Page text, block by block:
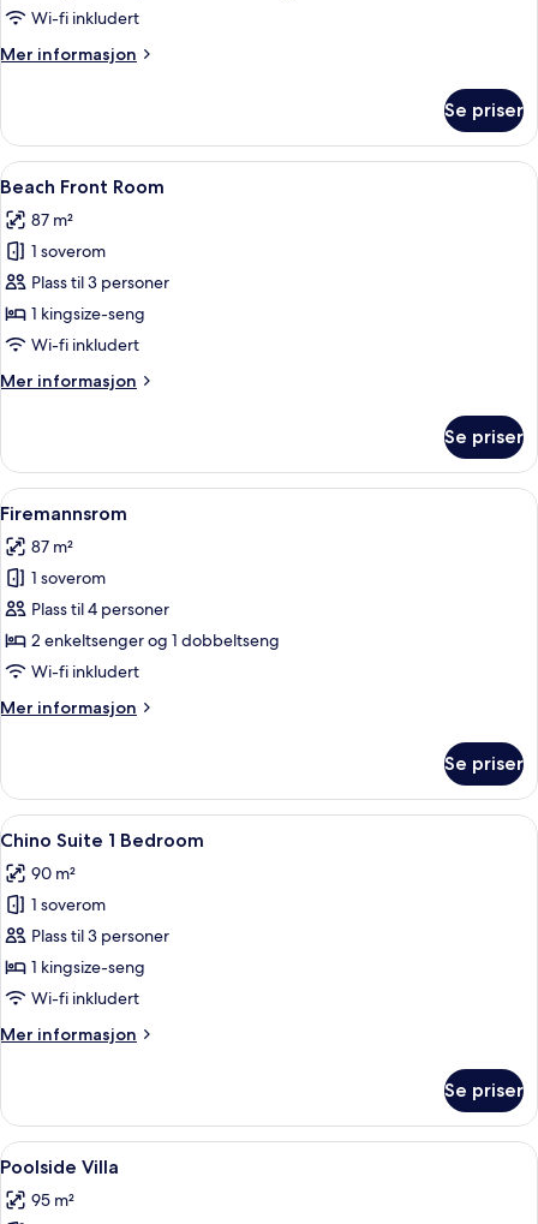
Wi-fi inkludert
Mer informasjon
Mer
Room
Se priser
Åpne
alle
bildene
av
Beach
Front
Room
Beach Front Room | Safe på
11
Beach Front Room
87 m²
1 soverom
Plass til 3 personer
1 kingsize-seng
Wi-fi inkludert
Mer informasjon
Mer
Front
Room
Se priser
Åpne
alle
bildene
av
Firemannsrom
Firemannsrom | Safe på rommet,
5
Firemannsrom
87 m²
1 soverom
Plass til 4 personer
2 enkeltsenger og 1 dobbeltseng
Wi-fi inkludert
Mer informasjon
Mer
Se priser
Åpne
alle
bildene
av
Chino
Suite
1
Safe på rommet, skrivebord,
6
Chino Suite 1 Bedroom
90 m²
1 soverom
Plass til 3 personer
1 kingsize-seng
Wi-fi inkludert
Mer informasjon
Mer
Suite
Bedroom
Se priser
Åpne
alle
bildene
Poolside Villa | Safe på rommet,
17
Poolside Villa
95 m²